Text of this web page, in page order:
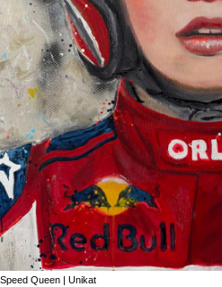
Speed Queen | Unikat